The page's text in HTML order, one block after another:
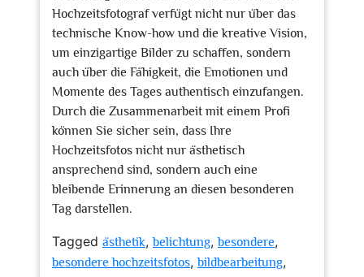
Hochzeitsfotograf verfügt nicht nur über das
technische Know-how und die kreative Vision,
um einzigartige Bilder zu schaffen, sondern
auch über die Fähigkeit, die Emotionen und
Momente des Tages authentisch einzufangen.
Durch die Zusammenarbeit mit einem Profi
können Sie sicher sein, dass Ihre
Hochzeitsfotos nicht nur ästhetisch
ansprechend sind, sondern auch eine
bleibende Erinnerung an diesen besonderen
Tag darstellen.
Tagged ästhetik,belichtung,besondere,
besondere hochzeitsfotos,bildbearbeitung,